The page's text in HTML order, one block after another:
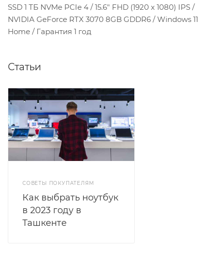
SSD 1 ТБ NVMe PCIe 4 / 15.6" FHD (1920 x 1080) IPS /
NVIDIA GeForce RTX 3070 8GB GDDR6 / Windows 11
Home / Гарантия 1 год
Статьи
СОВЕТЫ ПОКУПАТЕЛЯМ
Как выбрать ноутбук
в 2023 году в
Ташкенте